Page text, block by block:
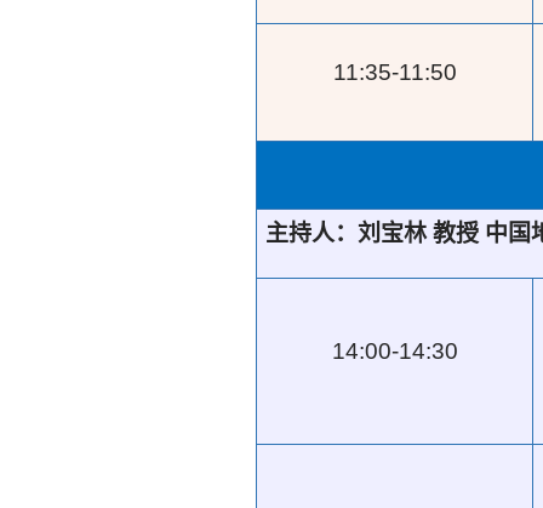
11:35-11:50
主持人：刘宝林 教授 中国
14:00-14:30